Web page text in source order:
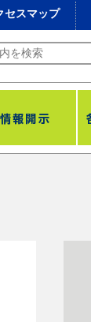
セスマップ